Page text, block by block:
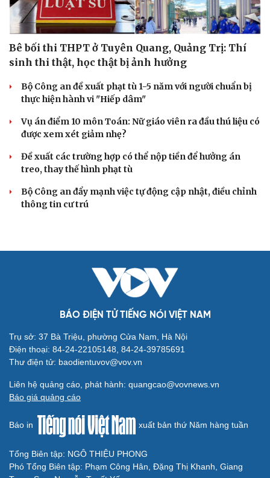
Bê bối thi THPT ở Tuyên Quang, Quảng Trị: Thí
sinh thi thật, học thật bị ảnh hưởng
Bộ Công an đề xuất phạt tù 1-5 năm với người chuẩn bị
thực hiện hành vi "Hiếp dâm"
Vụ án điểm 10 môn Toán: Nữ giáo viên ra đầu thú liệu có
được xem xét giảm nhẹ?
Đề xuất các trường hợp có thể nộp tiền để hưởng án
treo, thay thế hình phạt tù
Bộ Công an đẩy mạnh việc tự động cập nhật, điều chỉnh
thông tin cư trú
BÁO ĐIỆN TỬ TIẾNG NÓI VIỆT NAM
Trụ sở: 37 Bà Triệu, phường Cửa Nam, Hà Nội
Điện thoại: 84-24-22105148, 84-24-39785691
Thư điện tử: baodientuvov@vov.vn
Liên hệ quảng cáo, phát hành: quangcao@vovnews.vn
Báo giá quảng cáo
Báo in xuất bản thứ Năm hàng tuần
Tổng Biên tập: NGÔ THIỆU PHONG
Phó Tổng Biên tập: Phạm Công Hân, Đặng Thị Khanh, Giang